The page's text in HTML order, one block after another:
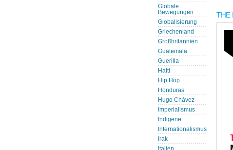
Globale
Bewegungen
Globalisierung
Griechenland
Großbritannien
Guatemala
Guerilla
Haiti
Hip Hop
Honduras
Hugo Chávez
Imperialismus
Indigene
Internationalismus
Irak
Italien
THE